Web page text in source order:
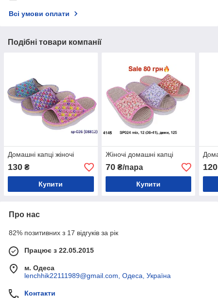
Всі умови оплати
Подібні товари компанії
Домашні капці жіночі
130 ₴
Купити
Жіночі домашні капці
70₴/пара
Купити
120
Про нас
82% позитивних з 17 відгуків за рік
Працює з 22.05.2015
м. Одеса
lenchhik22111989@gmail.com, Одеса, Україна
Контакти